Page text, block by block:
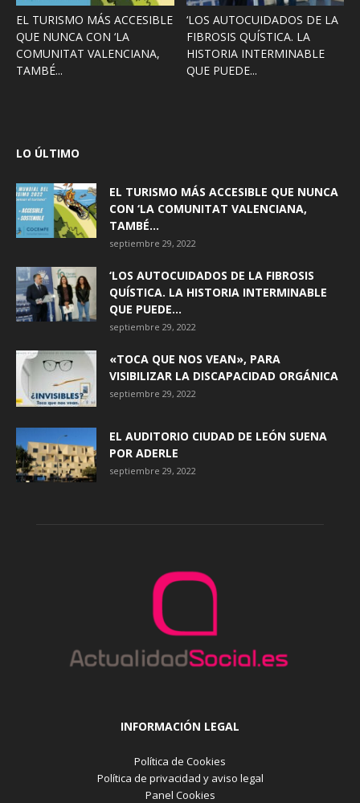
EL TURISMO MÁS ACCESIBLE
QUE NUNCA CON ‘LA
COMUNITAT VALENCIANA,
TAMBÉ...
‘LOS AUTOCUIDADOS DE LA
FIBROSIS QUÍSTICA. LA
HISTORIA INTERMINABLE
QUE PUEDE...
LO ÚLTIMO
EL TURISMO MÁS ACCESIBLE QUE NUNCA
CON ‘LA COMUNITAT VALENCIANA,
TAMBÉ...
septiembre 29, 2022
‘LOS AUTOCUIDADOS DE LA FIBROSIS
QUÍSTICA. LA HISTORIA INTERMINABLE
QUE PUEDE...
septiembre 29, 2022
«TOCA QUE NOS VEAN», PARA
VISIBILIZAR LA DISCAPACIDAD ORGÁNICA
septiembre 29, 2022
EL AUDITORIO CIUDAD DE LEÓN SUENA
POR ADERLE
septiembre 29, 2022
INFORMACIÓN LEGAL
Política de Cookies
Política de privacidad y aviso legal
Panel Cookies